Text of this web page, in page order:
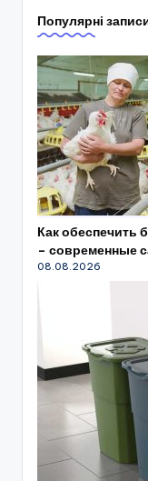
Популярні
Как обеспечить
– современные
08.08.2026